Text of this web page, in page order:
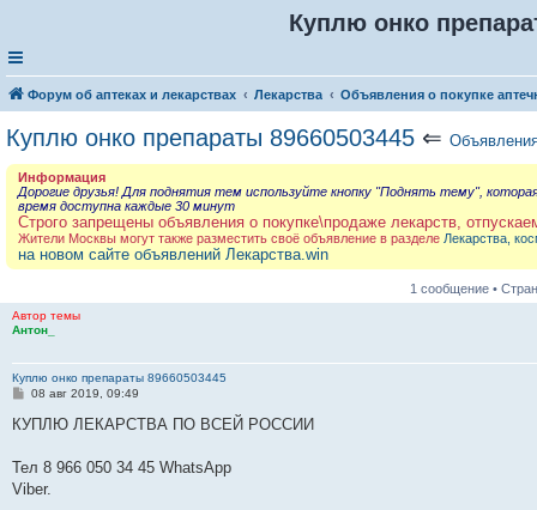
Куплю онко
Форум об аптеках и лекарствах Лекарства Объявления о покупке
Куплю онко препараты 89660503445 ⇐
Информация
Дорогие друзья! Для поднятия тем используйте кнопку "Поднять тему",
время доступна каждые 30 минут
Строго запрещены объявления о покупке\продаже лекарств,
Жители Москвы могут также разместить своё объявление в разделе Лекарства,
на новом сайте объявлений Лекарства.win
1 сообщение •
Автор темы
Антон_
Куплю онко препараты 89660503445
С
о
е
и
08 авг 2019, 09:49
КУПЛЮ ЛЕКАРСТВА ПО ВСЕЙ РОССИИ
Тел 8 966 050 34 45 WhatsApp
Viber.